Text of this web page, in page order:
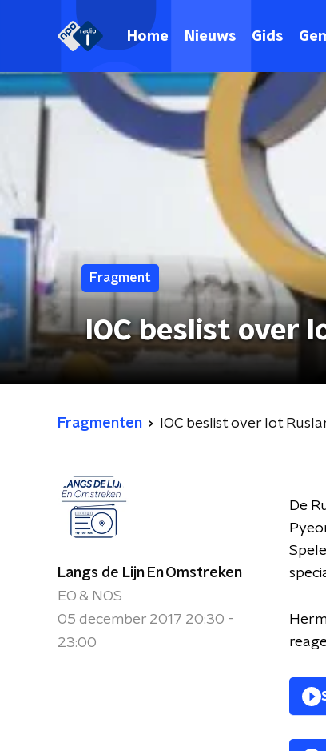
Home Nieuws Gids
Fragment
IOC beslist over
Fragmenten IOC beslist over lot
Langs de Lijn En Omstreken
EO & NOS
05 december 2017 20:30 -
23:00
De